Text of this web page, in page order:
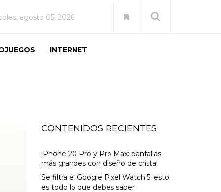
agosto 05, 2026
INTERNET
CONTENIDOS RECIENTES
iPhone 20 Pro y Pro Max: pantallas
más grandes con diseño de cristal
Se filtra el Google Pixel Watch 5: esto
es todo lo que debes saber